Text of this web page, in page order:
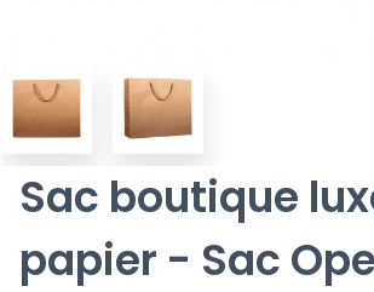
Sac boutique
papier - Sac